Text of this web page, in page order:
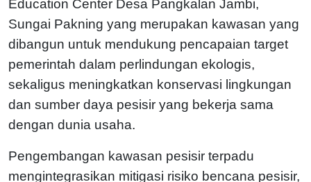
Education Center Desa Pangkalan Jambi,
Sungai Pakning yang merupakan kawasan yang
dibangun untuk mendukung pencapaian target
pemerintah dalam perlindungan ekologis,
sekaligus meningkatkan konservasi lingkungan
dan sumber daya pesisir yang bekerja sama
dengan dunia usaha.
Pengembangan kawasan pesisir terpadu
mengintegrasikan mitigasi risiko bencana pesisir,